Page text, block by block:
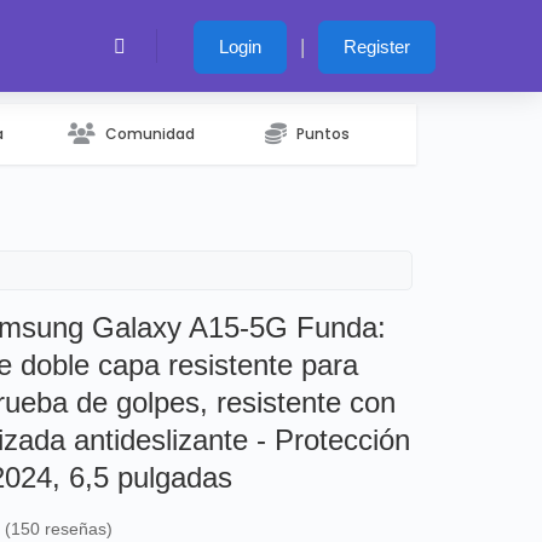
Login | Register
Comunidad Puntos
Galaxy A15-5G Funda:
doble capa resistente para
de golpes, resistente con
antideslizante - Protección
6,5 pulgadas
reseñas)